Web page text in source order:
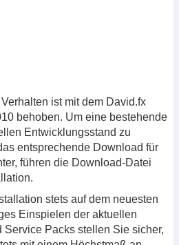
ist mit dem David.fx
behoben. Um eine bestehende
Entwicklungsstand zu
entsprechende Download für
führen die Download-Datei
stets auf dem neuesten
Einspielen der aktuellen
Service Packs stellen Sie sicher,